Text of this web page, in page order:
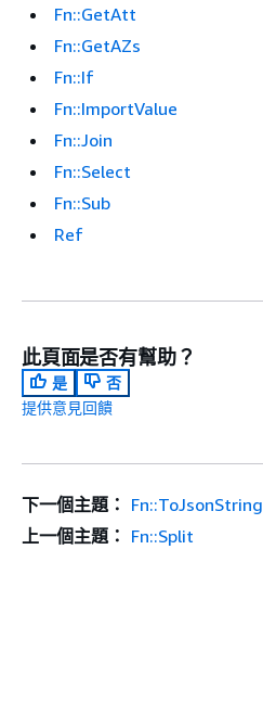
Fn::GetAtt
Fn::GetAZs
Fn::If
Fn::ImportValue
Fn::Join
Fn::Select
Fn::Sub
Ref
此頁面是否有幫助？
是
否
提供意見回饋
下一個主題： Fn::ToJsonString
上一個主題： Fn::Split